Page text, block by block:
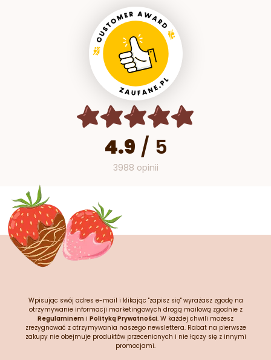
4.9 / 5
3988 opinii
Wpisując swój adres e-mail i klikając "zapisz się" wyrażasz zgodę na
otrzymywanie informacji marketingowych drogą mailową zgodnie z
Regulaminem i Polityką Prywatności. W każdej chwili możesz
zrezygnować z otrzymywania naszego newslettera. Rabat na pierwsze
zakupy nie obejmuje produktów przecenionych i nie łączy się z innymi
promocjami.